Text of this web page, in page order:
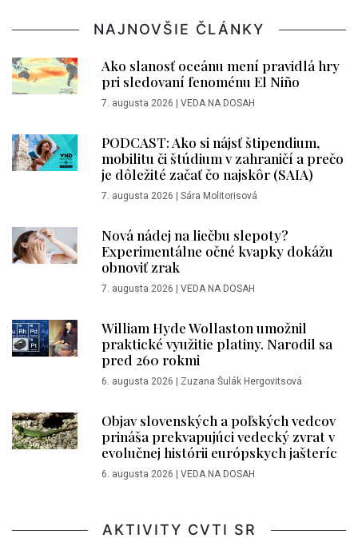
NAJNOVŠIE ČLÁNKY
Ako slanosť oceánu mení pravidlá hry
pri sledovaní fenoménu El Niño
7. augusta 2026 | VEDA NA DOSAH
PODCAST: Ako si nájsť štipendium,
mobilitu či štúdium v zahraničí a prečo
je dôležité začať čo najskôr (SAIA)
7. augusta 2026 | Sára Molitorisová
Nová nádej na liečbu slepoty?
Experimentálne očné kvapky dokážu
obnoviť zrak
7. augusta 2026 | VEDA NA DOSAH
William Hyde Wollaston umožnil
praktické využitie platiny. Narodil sa
pred 260 rokmi
6. augusta 2026 | Zuzana Šulák Hergovitsová
Objav slovenských a poľských vedcov
prináša prekvapujúci vedecký zvrat v
evolučnej histórii európskych jašteríc
6. augusta 2026 | VEDA NA DOSAH
AKTIVITY CVTI SR